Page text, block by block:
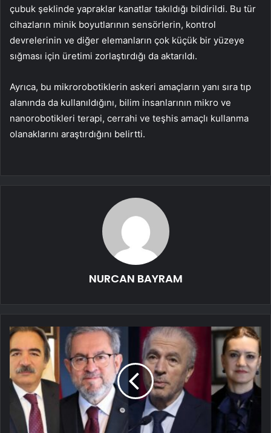
çubuk şeklinde yapraklar kanatlar takıldığı bildirildi. Bu tür
cihazların minik boyutlarının sensörlerin, kontrol
devrelerinin ve diğer elemanların çok küçük bir yüzeye
sığması için üretimi zorlaştırdığı da aktarıldı.
Ayrıca, bu mikrorobotiklerin askeri amaçların yanı sıra tıp
alanında da kullanıldığını, bilim insanlarının mikro ve
nanorobotikleri terapi, cerrahi ve teşhis amaçlı kullanma
olanaklarını araştırdığını belirtti.
NURCAN BAYRAM